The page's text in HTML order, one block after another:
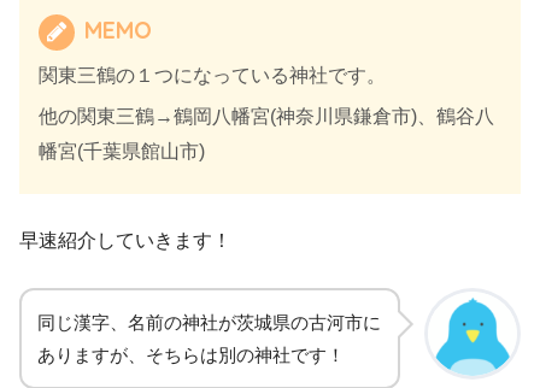
MEMO
関東三鶴の１つになっている神社です。
他の関東三鶴→鶴岡八幡宮(神奈川県鎌倉市)、鶴谷八
幡宮(千葉県館山市)
早速紹介していきます！
同じ漢字、名前の神社が茨城県の古河市に
ありますが、そちらは別の神社です！